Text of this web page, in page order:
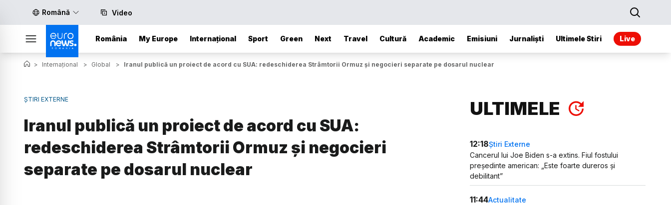
Română Video
România My Europe Internațional Sport Green Next Travel Cultură Academic Emisiuni Jurnaliști Ultimele Stiri Live
> Internațional > Global > Iranul publică un proiect de acord cu SUA: redeschiderea Strâmtorii Ormuz și negocieri separate pe dosarul nuclear
ȘTIRI EXTERNE
Iranul publică un proiect de acord cu SUA:
redeschiderea Strâmtorii Ormuz și negocieri
separate pe dosarul nuclear
ULTIMELE
12:18Știri Externe
Cancerul lui Joe Biden s-a extins. Fiul fostului
președinte american: „Este foarte dureros și
debilitant”
11:44Actualitate